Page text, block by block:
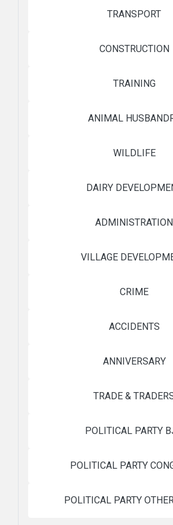
TRANSPORT
CONSTRUCTION
TRAINING
ANIMAL
WILDLIFE
DAIRY
ADMINISTRATION
VILLAGE
CRIME
ACCIDENTS
ANNIVERSARY
TRADE &
POLITICAL PARTY
POLITICAL PARTY
POLITICAL PARTY